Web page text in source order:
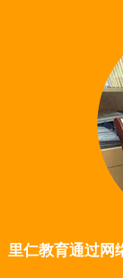
里仁教育通过网